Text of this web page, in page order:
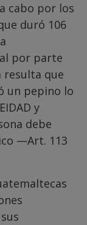
cabo por los
duró 106
por parte
resulta que
un pepino lo
y
debe
—Art. 113